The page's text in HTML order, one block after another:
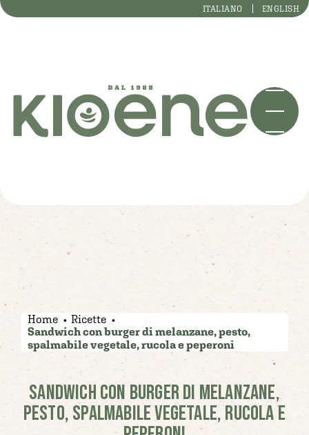
ITALIANO ENGLISH
Home Ricette
Sandwich con burger di melanzane, pesto,
spalmabile vegetale, rucola e peperoni
SANDWICH CON BURGER DI MELANZANE,
PESTO, SPALMABILE VEGETALE, RUCOLA E